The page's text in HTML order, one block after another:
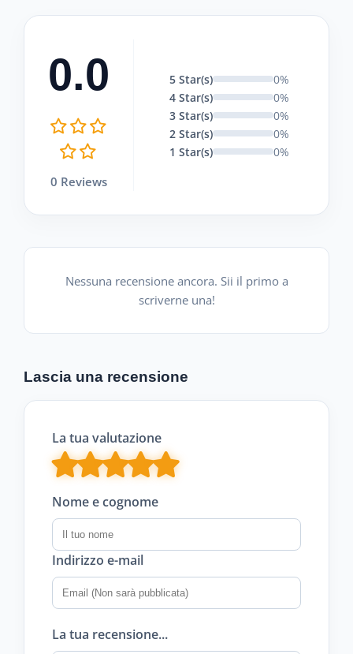
0.0
0 Reviews
5 Star(s)
0%
4 Star(s)
0%
3 Star(s)
0%
2 Star(s)
0%
1 Star(s)
0%
Nessuna recensione ancora. Sii il primo a
scriverne una!
Lascia una recensione
La tua valutazione
Nome e cognome
Indirizzo e-mail
La tua recensione...